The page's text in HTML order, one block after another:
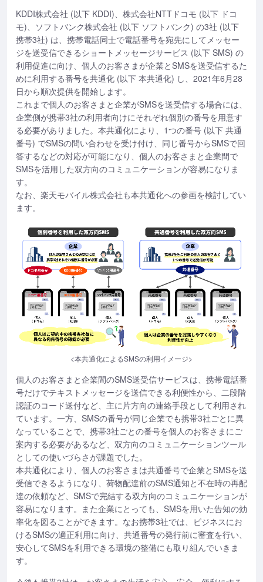
KDDI株式会社 (以下 KDDI)、株式会社NTTドコモ (以下 ドコ
モ)、ソフトバンク株式会社 (以下 ソフトバンク) の3社 (以下
携帯3社) は、携帯電話同士で電話番号を宛先にしてメッセー
ジを送受信できるショートメッセージサービス (以下 SMS) の
利用促進に向け、個人のお客さまが企業とSMSを送受信するた
めに利用する番号を共通化 (以下 本共通化) し、2021年6月28
日から順次提供を開始します。
これまで個人のお客さまと企業がSMSを送受信する場合には、
企業側が携帯3社の利用者向けにそれぞれ個別の番号を用意す
る必要がありました。本共通化により、1つの番号 (以下 共通
番号) でSMSの問い合わせを受け付け、同じ番号からSMSで回
答するなどの対応が可能になり、個人のお客さまと企業間で
SMSを活用した双方向のコミュニケーションが容易になりま
す。
なお、楽天モバイル株式会社も本共通化への参画を検討してい
ます。
<本共通化によるSMSの利用イメージ>
個人のお客さまと企業間のSMS送受信サービスは、携帯電話番
号だけでテキストメッセージを送信できる利便性から、二段階
認証のコード送付など、主に片方向の連絡手段として利用され
ています。一方、SMSの番号が同じ企業でも携帯3社ごとに異
なっていることで、携帯3社ごとの番号を個人のお客さまにご
案内する必要があるなど、双方向のコミュニケーションツール
としての使いづらさが課題でした。
本共通化により、個人のお客さまは共通番号で企業とSMSを送
受信できるようになり、荷物配達前のSMS通知と不在時の再配
達の依頼など、SMSで完結する双方向のコミュニケーションが
容易になります。また企業にとっても、SMSを用いた告知の効
率化を図ることができます。なお携帯3社では、ビジネスにお
けるSMSの適正利用に向け、共通番号の発行前に審査を行い、
安心してSMSを利用できる環境の整備にも取り組んでいきま
す。